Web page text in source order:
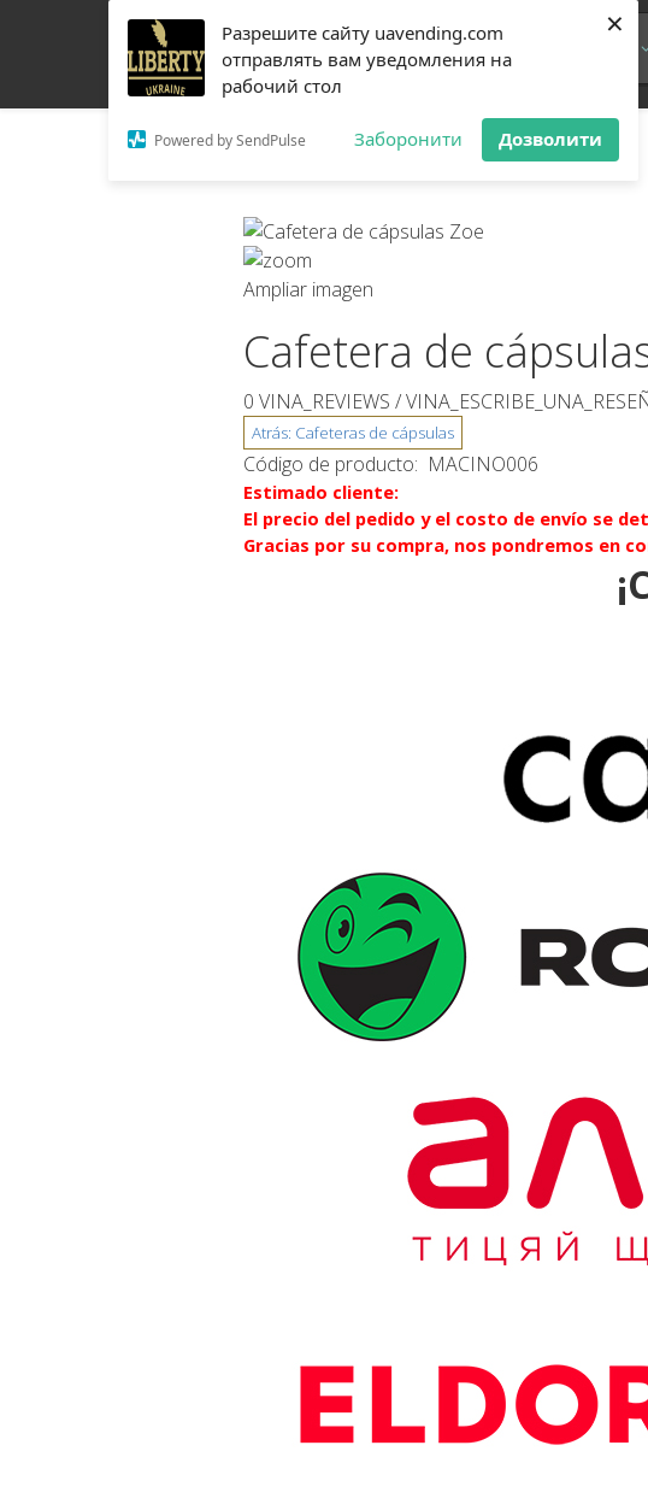
Разрешите сайту uavending.com
отправлять вам уведомления на
рабочий стол
Powered by SendPulse Заборонити Дозволити
×
HOGAR FILTRACIÓN RRO
Ampliar imagen
Cafetera de
0 VINA_REVIEWS /
Código de producto: MACINO006
Estimado cliente:
El precio del pedido y el costo de envío se
Gracias por su compra, nos pondremos en